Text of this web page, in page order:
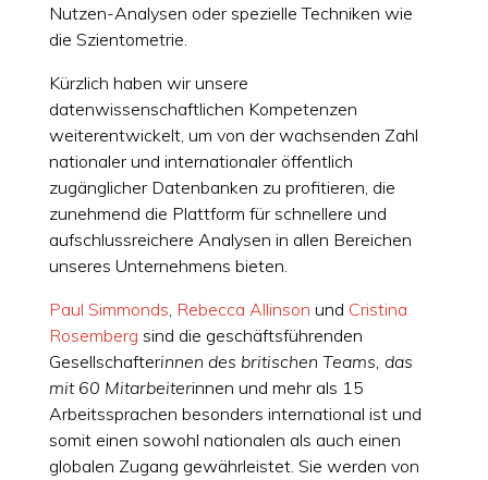
Nutzen-Analysen oder spezielle Techniken wie
die Szientometrie.
Kürzlich haben wir unsere
datenwissenschaftlichen Kompetenzen
weiterentwickelt, um von der wachsenden Zahl
nationaler und internationaler öffentlich
zugänglicher Datenbanken zu profitieren, die
zunehmend die Plattform für schnellere und
aufschlussreichere Analysen in allen Bereichen
unseres Unternehmens bieten.
Paul Simmonds, Rebecca Allinson und Cristina
Rosemberg sind die geschäftsführenden
Gesellschafterinnen des britischen Teams, das
mit 60 Mitarbeiterinnen und mehr als 15
Arbeitssprachen besonders international ist und
somit einen sowohl nationalen als auch einen
globalen Zugang gewährleistet. Sie werden von